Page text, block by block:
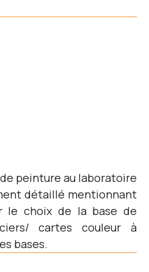
peinture au laboratoire
détaillé mentionnant
le choix de la base de
cartes couleur à
bases.